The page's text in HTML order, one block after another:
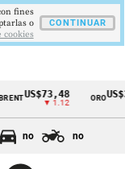
US$73,48
▼ 1.12
ORO
no no
fines
o
cookies
CONTINUAR